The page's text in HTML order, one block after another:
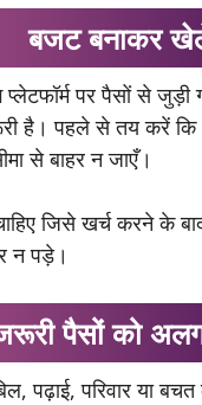
बजट बनाकर
पर पैसों से जुड़ी
है। पहले से तय करें
से बाहर न जाएँ।
जिसे खर्च करने के
न पड़े।
पैसों को
पढ़ाई, परिवार या